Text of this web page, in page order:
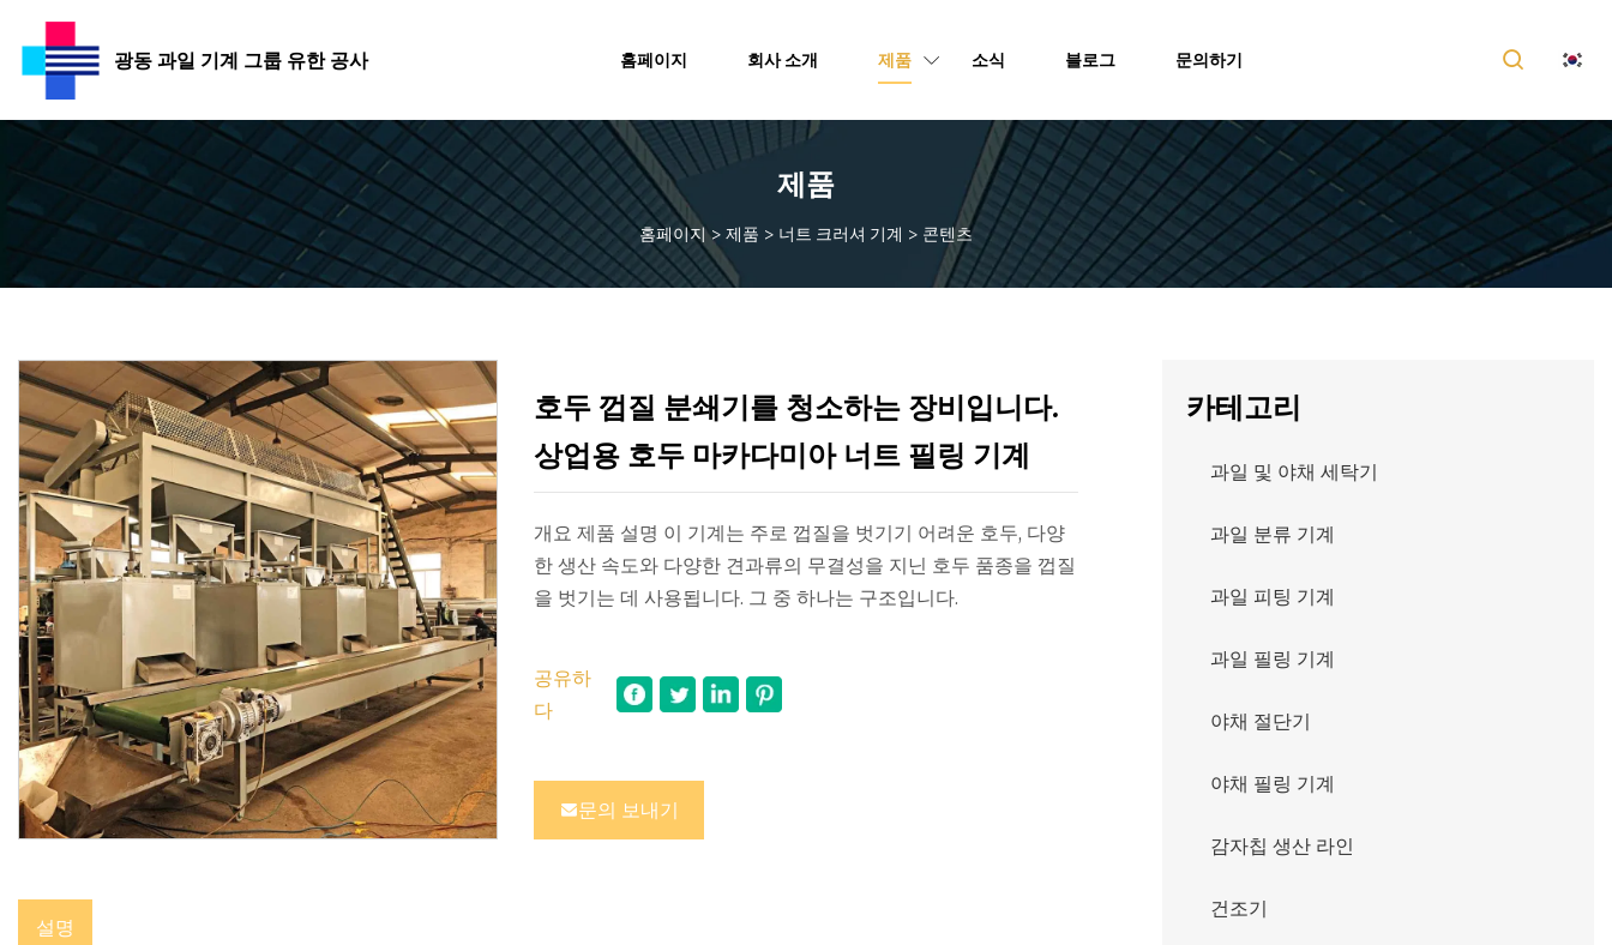
광동 과일 기계 그룹 유한 공사 홈페이지 회사 소개 제품 소식 블로그 문의하기
제품
홈페이지> 제품 > 너트 크러셔 기계 > 콘텐츠
호두 껍질 분쇄기를 청소하는 장비입니다.
상업용 호두 마카다미아 너트 필링 기계
개요 제품 설명 이 기계는 주로 껍질을 벗기기 어려운 호두, 다양
한 생산 속도와 다양한 견과류의 무결성을 지닌 호두 품종을 껍질
을 벗기는 데 사용됩니다. 그 중 하나는 구조입니다.
공유하
다
문의 보내기
설명
카테고리
과일 및 야채 세탁기
과일 분류 기계
과일 피팅 기계
과일 필링 기계
야채 절단기
야채 필링 기계
감자칩 생산 라인
건조기